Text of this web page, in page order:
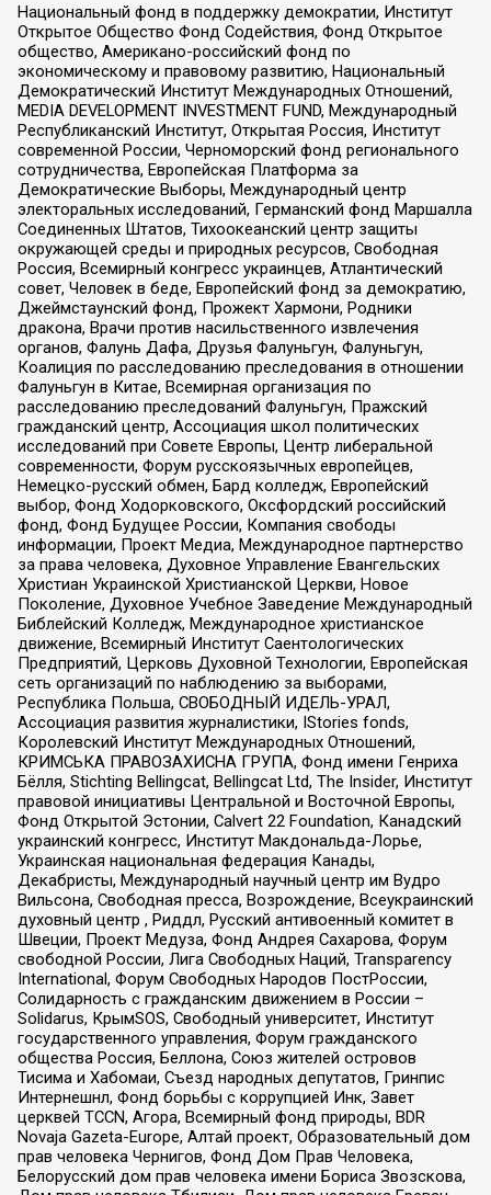
Национальный фонд в поддержку демократии, Институт
Открытое Общество Фонд Содействия, Фонд Открытое
общество, Американо-российский фонд по
экономическому и правовому развитию, Национальный
Демократический Институт Международных Отношений,
MEDIA DEVELOPMENT INVESTMENT FUND, Международный
Республиканский Институт, Открытая Россия, Институт
современной России, Черноморский фонд регионального
сотрудничества, Европейская Платформа за
Демократические Выборы, Международный центр
электоральных исследований, Германский фонд Маршалла
Соединенных Штатов, Тихоокеанский центр защиты
окружающей среды и природных ресурсов, Свободная
Россия, Всемирный конгресс украинцев, Атлантический
совет, Человек в беде, Европейский фонд за демократию,
Джеймстаунский фонд, Прожект Хармони, Родники
дракона, Врачи против насильственного извлечения
органов, Фалунь Дафа, Друзья Фалуньгун, Фалуньгун,
Коалиция по расследованию преследования в отношении
Фалуньгун в Китае, Всемирная организация по
расследованию преследований Фалуньгун, Пражский
гражданский центр, Ассоциация школ политических
исследований при Совете Европы, Центр либеральной
современности, Форум русскоязычных европейцев,
Немецко-русский обмен, Бард колледж, Европейский
выбор, Фонд Ходорковского, Оксфордский российский
фонд, Фонд Будущее России, Компания свободы
информации, Проект Медиа, Международное партнерство
за права человека, Духовное Управление Евангельских
Христиан Украинской Христианской Церкви, Новое
Поколение, Духовное Учебное Заведение Международный
Библейский Колледж, Международное христианское
движение, Всемирный Институт Саентологических
Предприятий, Церковь Духовной Технологии, Европейская
сеть организаций по наблюдению за выборами,
Республика Польша, СВОБОДНЫЙ ИДЕЛЬ-УРАЛ,
Ассоциация развития журналистики, IStories fonds,
Королевский Институт Международных Отношений,
КРИМСЬКА ПРАВОЗАХИСНА ГРУПА, Фонд имени Генриха
Бёлля, Stichting Bellingcat, Bellingcat Ltd, The Insider, Институт
правовой инициативы Центральной и Восточной Европы,
Фонд Открытой Эстонии, Calvert 22 Foundation, Канадский
украинский конгресс, Институт Макдональда-Лорье,
Украинская национальная федерация Канады,
Декабристы, Международный научный центр им Вудро
Вильсона, Свободная пресса, Возрождение, Всеукраинский
духовный центр , Риддл, Русский антивоенный комитет в
Швеции, Проект Медуза, Фонд Андрея Сахарова, Форум
свободной России, Лига Свободных Наций, Transparеncy
International, Форум Свободных Народов ПостРоссии,
Солидарность с гражданским движением в России –
Solidarus, КрымSOS, Свободный университет, Институт
государственного управления, Форум гражданского
общества Россия, Беллона, Союз жителей островов
Тисима и Хабомаи, Съезд народных депутатов, Гринпис
Интернешнл, Фонд борьбы с коррупцией Инк, Завет
церквей TCCN, Агора, Всемирный фонд природы, BDR
Novaja Gazeta-Europe, Алтай проект, Образовательный дом
прав человека Чернигов, Фонд Дом Прав Человека,
Белорусский дом прав человека имени Бориса Звозскова,